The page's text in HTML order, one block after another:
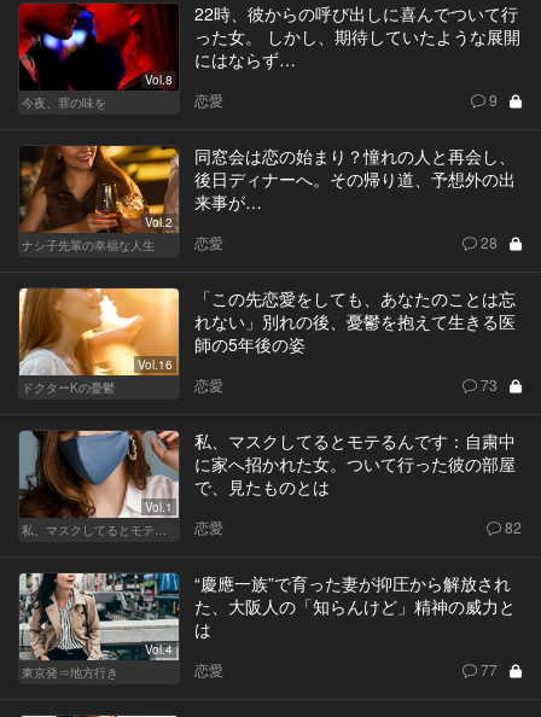
Vol.8
今夜、罪の味を
22時、彼からの呼び出しに喜んでついて行
った女。 しかし、期待していたような展開
にはならず…
恋愛 9
Vol.2
ナシ子先輩の幸福な人生
同窓会は恋の始まり？憧れの人と再会し、
後日ディナーへ。その帰り道、予想外の出
来事が…
恋愛 28
Vol.16
ドクターKの憂鬱
「この先恋愛をしても、あなたのことは忘
れない」別れの後、憂鬱を抱えて生きる医
師の5年後の姿
恋愛 73
Vol.1
私、マスクしてるとモテるんです
私、マスクしてるとモテるんです：自粛中
に家へ招かれた女。ついて行った彼の部屋
で、見たものとは
恋愛 82
Vol.4
東京発⇒地方行き
“慶應一族”で育った妻が抑圧から解放され
た、大阪人の「知らんけど」精神の威力と
は
恋愛 77